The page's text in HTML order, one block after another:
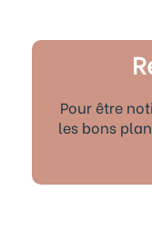
Pour être
les bons